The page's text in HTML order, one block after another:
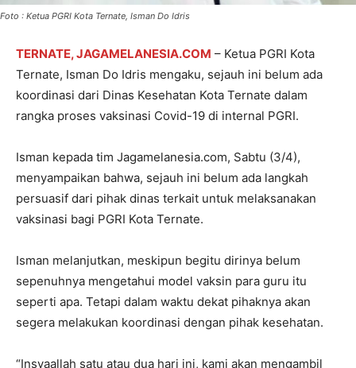
Foto : Ketua PGRI Kota Ternate, Isman Do Idris
TERNATE, JAGAMELANESIA.COM – Ketua PGRI Kota
Ternate, Isman Do Idris mengaku, sejauh ini belum ada
koordinasi dari Dinas Kesehatan Kota Ternate dalam
rangka proses vaksinasi Covid-19 di internal PGRI.
Isman kepada tim Jagamelanesia.com, Sabtu (3/4),
menyampaikan bahwa, sejauh ini belum ada langkah
persuasif dari pihak dinas terkait untuk melaksanakan
vaksinasi bagi PGRI Kota Ternate.
Isman melanjutkan, meskipun begitu dirinya belum
sepenuhnya mengetahui model vaksin para guru itu
seperti apa. Tetapi dalam waktu dekat pihaknya akan
segera melakukan koordinasi dengan pihak kesehatan.
“Insyaallah satu atau dua hari ini, kami akan mengambil